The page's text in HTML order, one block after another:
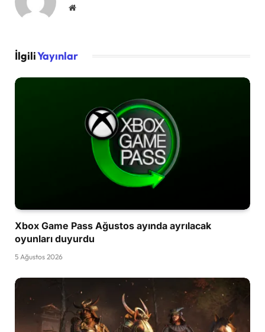
Website
İlgiliYayınlar
Xbox Game Pass Ağustos ayında ayrılacak
oyunları duyurdu
5 Ağustos 2026